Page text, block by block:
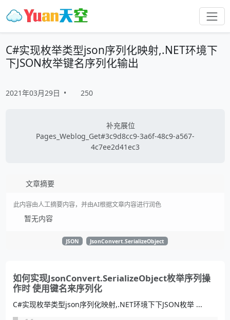
C#实现枚举类型json序列化映射,.NET环境下
下JSON枚举键名序列化输出
2021年03月29日 • 250
补充展位
Pages_Weblog_Get#3c9d8cc9-3a6f-48c9-a567-
4c7ee2d41ec3
文章摘要
此内容由人工摘要内容，并由AI根据文章内容进行润色
暂无内容
JSON JsonConvert.SerializeObject
如何实现JsonConvert.SerializeObject枚举序列操
作时 使用键名来序列化
C#实现枚举类型json序列化映射,.NET环境下下JSON枚举 ...